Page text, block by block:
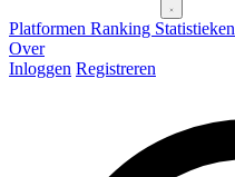
Platformen Ranking Statistieken
Over
Inloggen Registreren